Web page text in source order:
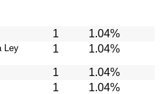
1 1.04%
Ley
1 1.04%
1 1.04%
1 1.04%